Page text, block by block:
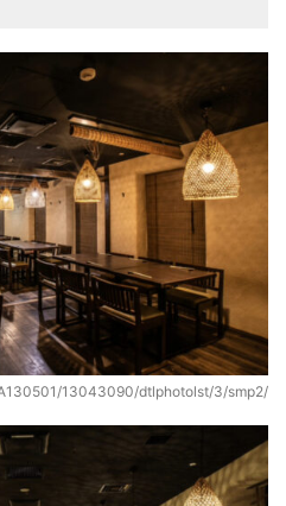
13043090/dtlphotolst/3/smp2/